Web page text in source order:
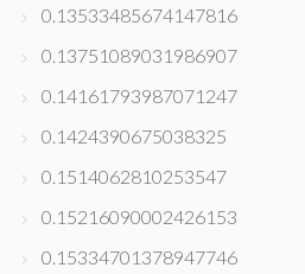
0.13533485674147816
0.13751089031986907
0.14161793987071247
0.1424390675038325
0.1514062810253547
0.15216090002426153
0.15334701378947746